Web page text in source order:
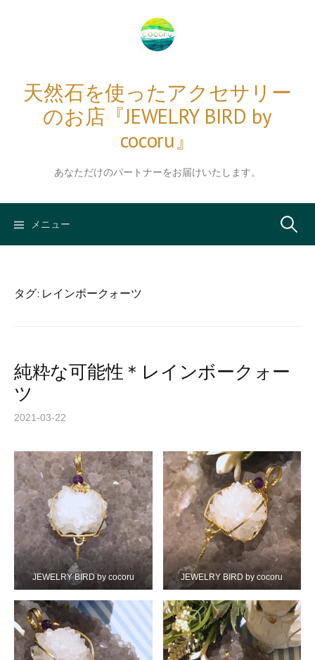
天然石を使ったアクセサリー
のお店『JEWELRY BIRD by
cocoru』
あなただけのパートナーをお届けいたします。
メニュー 検
タグ: レインボークォーツ
純粋な可能性＊レインボークォー
ツ
2021-03-22
JEWELRY BIRD by cocoru JEWELRY BIRD by cocoru